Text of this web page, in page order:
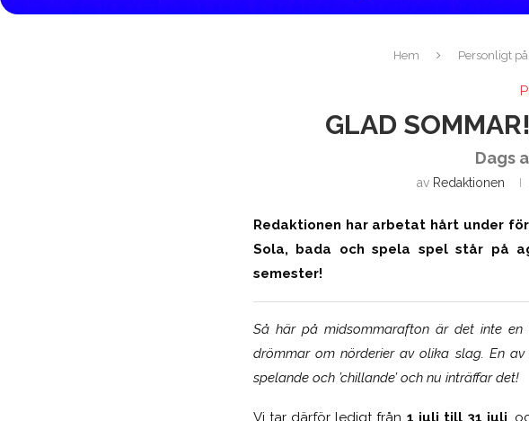
Hem Personligt
GLAD
Dags
av Redaktionen
Redaktionen har arbetat hårt under
Sola, bada och spela spel står på
semester!
Så här på midsommarafton är det inte
drömmar om nörderier av olika slag. En
spelande och ’chillande’ och nu inträffar det!
Vi tar därför ledigt från 1 juli till 31 juli,